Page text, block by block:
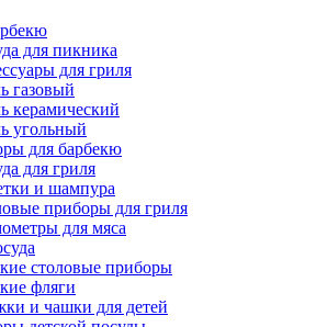
для пикника
для гриля
газовый
керамический
угольный
для барбекю
для гриля
и шампура
приборы для гриля
для мяса
столовые приборы
фляги
и чашки для детей